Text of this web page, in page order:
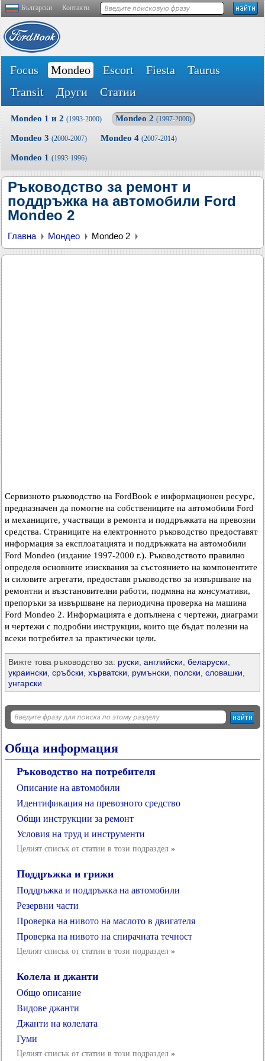
Български Контакти
Focus Mondeo Escort Fiesta
Taurus
Transit
Други Статии
Mondeo 1 и 2 (1993-2000) Mondeo 2 (1997-2000)
Mondeo 3 (2000-2007) Mondeo 4 (2007-2014)
Mondeo 1 (1993-1996)
Ръководство за ремонт и
поддръжка на автомобили Ford
Mondeo 2
Главна Мондео Mondeo 2
Сервизното ръководство на FordBook е информационен ресурс,
предназначен да помогне на собствениците на автомобили Ford
и механиците, участващи в ремонта и поддръжката на превозни
средства. Страниците на електронното ръководство предоставят
информация за експлоатацията и поддръжката на автомобили
Ford Mondeo (издание 1997-2000 г.). Ръководството правилно
определя основните изисквания за състоянието на компонентите
и силовите агрегати, предоставя ръководство за извършване на
ремонтни и възстановителни работи, подмяна на консумативи,
препоръки за извършване на периодична проверка на машина
Ford Mondeo 2. Информацията е допълнена с чертежи, диаграми
и чертежи с подробни инструкции, които ще бъдат полезни на
всеки потребител за практически цели.
Вижте това ръководство за: руски английски беларуски
украински сръбски хърватски румънски полски словашки
унгарски
Обща информация
Ръководство на потребителя
Описание на автомобили
Идентификация на превозното средство
Общи инструкции за ремонт
Условия на труд и инструменти
Целият списък от статии в този подраздел »
Поддръжка и грижи
Поддръжка и поддръжка на автомобили
Резервни части
Проверка на нивото на маслото в двигателя
Проверка на нивото на спирачната течност
Целият списък от статии в този подраздел »
Колела и джанти
Общо описание
Видове джанти
Джанти на колелата
Гуми
Целият списък от статии в този подраздел »